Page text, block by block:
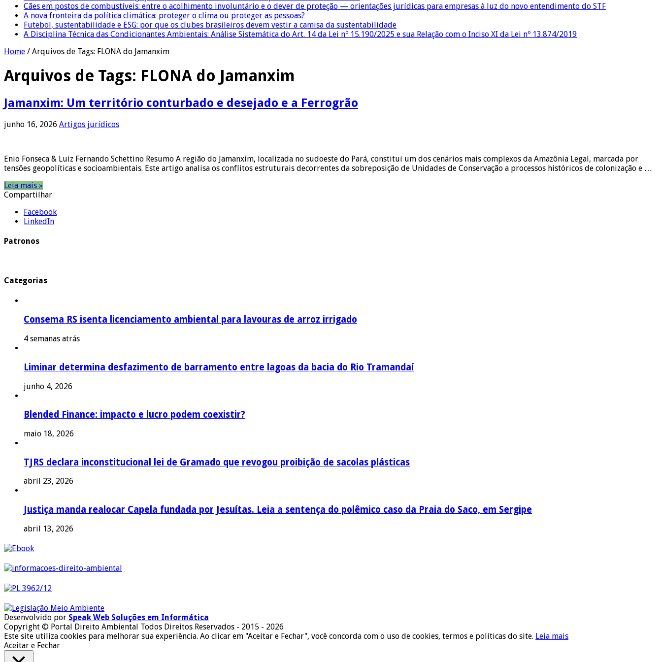
Cães em postos de combustíveis: entre o acolhimento involuntário e o dever de proteção — orientações jurídicas para empresas à luz do novo entendimento do STF
A nova fronteira da política climática: proteger o clima ou proteger as pessoas?
Futebol, sustentabilidade e ESG: por que os clubes brasileiros devem vestir a camisa da sustentabilidade
A Disciplina Técnica das Condicionantes Ambientais: Análise Sistemática do Art. 14 da Lei nº 15.190/2025 e sua Relação com o Inciso XI da Lei nº 13.874/2019
Home / Arquivos de Tags: FLONA do Jamanxim
Arquivos de Tags: FLONA do Jamanxim
Jamanxim: Um território conturbado e desejado e a Ferrogrão
junho 16, 2026 Artigos jurídicos
Enio Fonseca & Luiz Fernando Schettino Resumo A região do Jamanxim, localizada no sudoeste do Pará, constitui um dos cenários mais complexos da Amazônia Legal, marcada por
tensões geopolíticas e socioambientais. Este artigo analisa os conflitos estruturais decorrentes da sobreposição de Unidades de Conservação a processos históricos de colonização e …
Leia mais »
Compartilhar
Facebook
LinkedIn
Patronos
Categorias
Consema RS isenta licenciamento ambiental para lavouras de arroz irrigado
4 semanas atrás
Liminar determina desfazimento de barramento entre lagoas da bacia do Rio Tramandaí
junho 4, 2026
Blended Finance: impacto e lucro podem coexistir?
maio 18, 2026
TJRS declara inconstitucional lei de Gramado que revogou proibição de sacolas plásticas
abril 23, 2026
Justiça manda realocar Capela fundada por Jesuítas. Leia a sentença do polêmico caso da Praia do Saco, em Sergipe
abril 13, 2026
Desenvolvido por Speak Web Soluções em Informática
Copyright © Portal Direito Ambiental Todos Direitos Reservados - 2015 - 2026
Este site utiliza cookies para melhorar sua experiência. Ao clicar em "Aceitar e Fechar", você concorda com o uso de cookies, termos e políticas do site. Leia mais
Aceitar e Fechar